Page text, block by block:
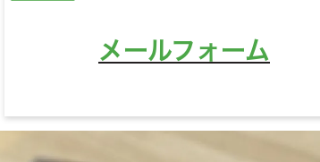
メールフォーム